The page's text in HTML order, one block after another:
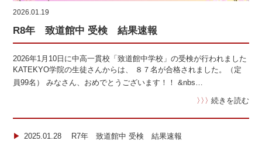
2026.01.19
R8年 致道館中 受検 結果速報
2026年1月10日に中高一貫校「致道館中学校」の受検が行われました
KATEKYO学院の生徒さんからは、 ８７名が合格されました。（定
員99名） みなさん、おめでとうございます！！ &nbs…
〉〉〉 続きを読む
2025.01.28
R7年 致道館中 受検 結果速報